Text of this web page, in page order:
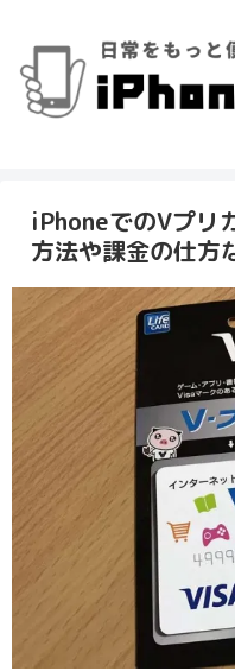
iPhoneでのVプリ
方法や課金の仕方